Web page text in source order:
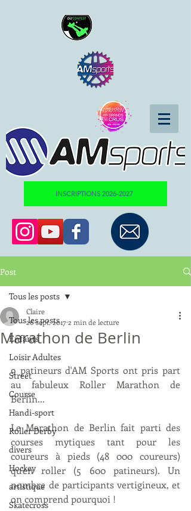
INSCRIPTIONS 2026-2027
Post
Tous les posts
Enfants
Loisir Adultes
Street
Course
Handi-sport
Roller Derby
divers
Hockey
artistique
Skatecross
Tous les posts
Marathon de Berlin
Claire
26 sept. 20172 min de lecture
9 patineurs d'AM Sports ont pris part
au fabuleux Roller Marathon de
Berlin...
Le Marathon de Berlin fait parti des
courses mytiques tant pour les
coureurs à pieds (48 000 coureurs)
qu'en roller (5 600 patineurs). Un
nombre de participants vertigineux, et
on comprend pourquoi !